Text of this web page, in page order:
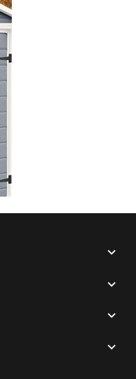



